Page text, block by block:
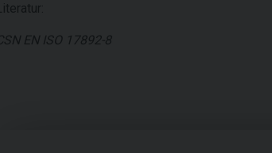
EN ISO 17892-8